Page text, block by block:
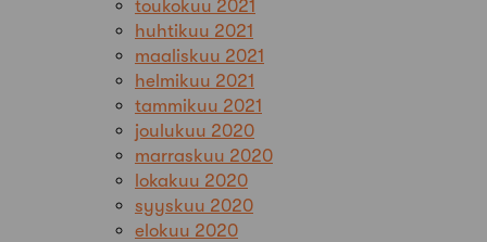
toukokuu 2021
huhtikuu 2021
maaliskuu 2021
helmikuu 2021
tammikuu 2021
joulukuu 2020
marraskuu 2020
lokakuu 2020
syyskuu 2020
elokuu 2020